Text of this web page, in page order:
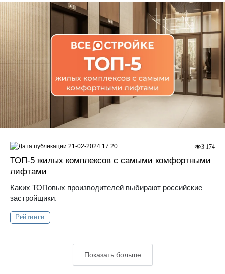
ТОП-5 жилых комплексов с самыми комфортными
лифтами
Каких ТОПовых производителей выбирают российские
застройщики.
Рейтинги
3 174
21-02-2024 17:20
Показать больше